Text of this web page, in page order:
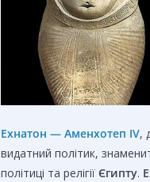
Ехнатон — Аменхотеп IV,
видатний політик,
політиці та релігії Єгипту.